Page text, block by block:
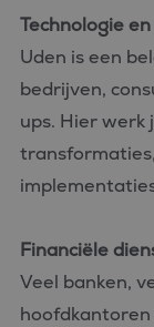
Technologie
Uden is een
bedrijven,
ups. Hier werk
Financiële
Veel banken,
hoofdkantoren